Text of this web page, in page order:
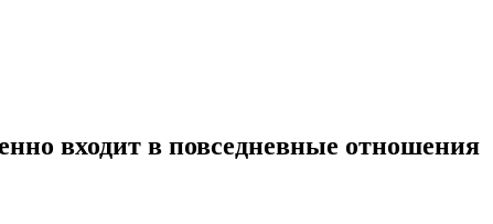
входит в повседневные отношения